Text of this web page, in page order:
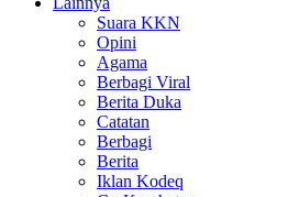
Suara KKN
Opini
Agama
Berbagi Viral
Berita Duka
Catatan
Berbagi
Berita
Iklan Kodeq